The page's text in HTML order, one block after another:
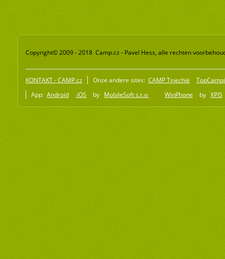
Copyright© 2009 - 2018 Camp.cz - Pavel Hess, alle rechten
KONTAKT - CAMP.cz Onze andere sites: CAMP Tsjechië
App: Android iOS by MobileSoft s.r.o WinPhone by XPIS